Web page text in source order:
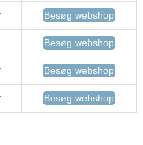
Besøg webshop
Besøg webshop
Besøg webshop
Besøg webshop